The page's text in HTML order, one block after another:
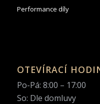
Performance díly
OTEVÍRACÍ
Po-Pá: 8:00 – 17:00
So: Dle domluvy